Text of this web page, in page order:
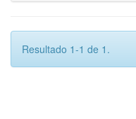
Resultado 1-1 de 1.